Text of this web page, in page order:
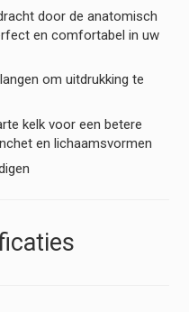
door de anatomisch
en comfortabel in uw
om uitdrukking te
kelk voor een betere
en lichaamsvormen